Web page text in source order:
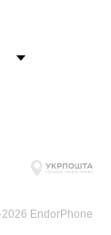
EndorPhone